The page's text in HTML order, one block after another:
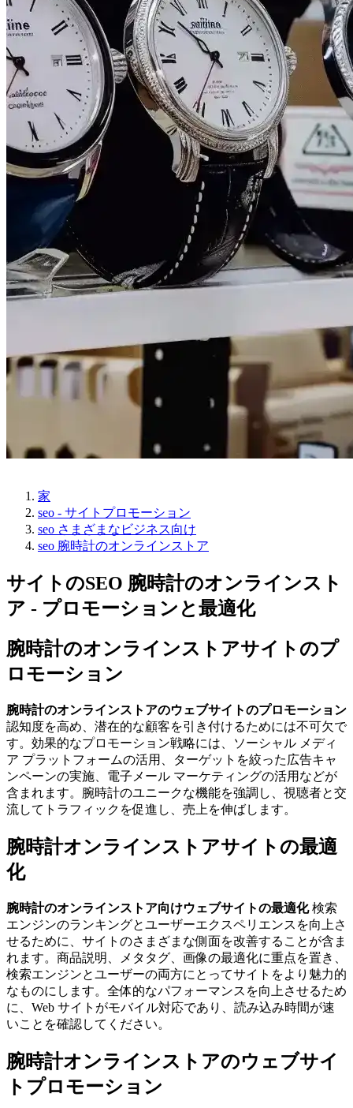
家
seo - サイトプロモーション
seo さまざまなビジネス向け
seo 腕時計のオンラインストア
サイトのSEO 腕時計のオンラインスト
ア - プロモーションと最適化
腕時計のオンラインストアサイトのプ
ロモーション
腕時計のオンラインストアのウェブサイトのプロモーション
認知度を高め、潜在的な顧客を引き付けるためには不可欠で
す。効果的なプロモーション戦略には、ソーシャル メディ
ア プラットフォームの活用、ターゲットを絞った広告キャ
ンペーンの実施、電子メール マーケティングの活用などが
含まれます。腕時計のユニークな機能を強調し、視聴者と交
流してトラフィックを促進し、売上を伸ばします。
腕時計オンラインストアサイトの最適
化
腕時計のオンラインストア向けウェブサイトの最適化検索
エンジンのランキングとユーザーエクスペリエンスを向上さ
せるために、サイトのさまざまな側面を改善することが含ま
れます。商品説明、メタタグ、画像の最適化に重点を置き、
検索エンジンとユーザーの両方にとってサイトをより魅力的
なものにします。全体的なパフォーマンスを向上させるため
に、Web サイトがモバイル対応であり、読み込み時間が速
いことを確認してください。
腕時計オンラインストアのウェブサイ
トプロモーション